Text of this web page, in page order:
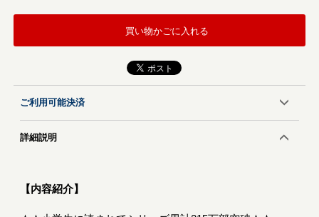
買い物かごに入れる
ご利用可能決済
詳細説明
【内容紹介】